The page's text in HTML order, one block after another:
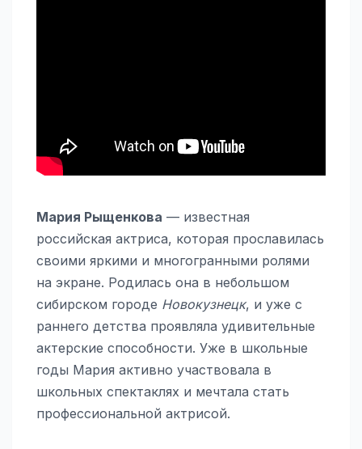
Мария Рыщенкова — известная
российская актриса, которая прославилась
своими яркими и многогранными ролями
на экране. Родилась она в небольшом
сибирском городе Новокузнецк, и уже с
раннего детства проявляла удивительные
актерские способности. Уже в школьные
годы Мария активно участвовала в
школьных спектаклях и мечтала стать
профессиональной актрисой.